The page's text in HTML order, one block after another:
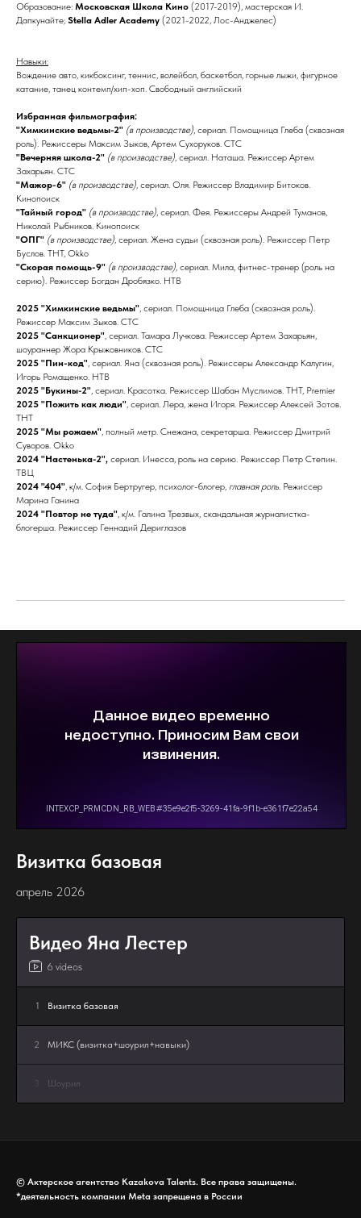
Образование: Московская Школа Кино (2017-2019), мастерская И.
Дапкунайте; Stella Adler Academy (2021-2022, Лос-Анджелес)
Навыки:
Вождение авто, кикбоксинг, теннис, волейбол, баскетбол, горные лыжи, фигурное
катание, танец контемп/хип-хоп. Свободный английский
Избранная фильмография:
"Химкинские ведьмы-2" (в производстве), сериал. Помощница Глеба (сквозная
роль). Режиссеры Максим Зыков, Артем Сухоруков. СТС
"Вечерняя школа-2" (в производстве), сериал. Наташа. Режиссер Артем
Захарьян. СТС
"Мажор-6" (в производстве), сериал. Оля. Режиссер Владимир Битоков.
Кинопоиск
"Тайный город" (в производстве), сериал. Фея. Режиссеры Андрей Туманов,
Николай Рыбников. Кинопоиск
"ОПГ" (в производстве), сериал. Жена судьи (сквозная роль). Режиссер Петр
Буслов. ТНТ, Okko
"Скорая помощь-9" (в производстве), сериал. Мила, фитнес-тренер (роль на
серию). Режиссер Богдан Дробязко. НТВ
2025 "Химкинские ведьмы", сериал. Помощница Глеба (сквозная роль).
Режиссер Максим Зыков. СТС
2025 "Санкционер", сериал. Тамара Лучкова. Режиссер Артем Захарьян,
шоураннер Жора Крыжовников. СТС
2025 "Пин-код", сериал. Яна (сквозная роль). Режиссеры Александр Калугин,
Игорь Ромащенко. НТВ
2025 "Букины-2", сериал. Красотка. Режиссер Шабан Муслимов. ТНТ, Premier
2025 "Пожить как люди", сериал. Лера, жена Игоря. Режиссер Алексей Зотов.
ТНТ
2025 "Мы рожаем", полный метр. Снежана, секретарша. Режиссер Дмитрий
Суворов. Okko
2024 "Настенька-2", сериал. Инесса, роль на серию. Режиссер Петр Степин.
ТВЦ
2024 "404", к/м. София Бертругер, психолог-блогер, главная роль. Режиссер
Марина Ганина
2024 "Повтор не туда", к/м. Галина Трезвых, скандальная журналистка-
блогерша. Режиссер Геннадий Дериглазов
Видео Яна Лестер
6 videos
1 Визитка базовая
2 МИКС (визитка+шоурил+навыки)
3 Шоурил
6 Комедийная сцена
Визитка базовая
апрель 2026
© Актерское агентство Kazakova Talents. Все права защищены.
*деятельность компании Meta запрещена в России